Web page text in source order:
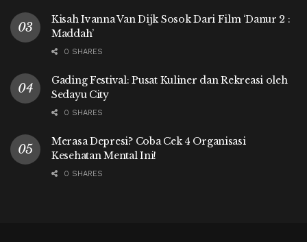
Kisah Ivanna Van Dijk Sosok Dari Film ‘Danur 2 :
Maddah’
0 SHARES
Gading Festival: Pusat Kuliner dan Rekreasi oleh
Sedayu City
0 SHARES
Merasa Depresi? Coba Cek 4 Organisasi
Kesehatan Mental Ini!
0 SHARES